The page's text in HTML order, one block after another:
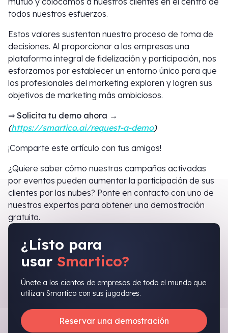
todos nuestros esfuerzos.
Estos valores sustentan nuestro proceso de toma de
decisiones. Al proporcionar a las empresas una
plataforma integral de fidelización y participación, nos
esforzamos por establecer un entorno único para que
los profesionales del marketing exploren y logren sus
objetivos de marketing más ambiciosos.
⇒ Solicita tu demo ahora →
(https://smartico.ai/request-a-demo)
¡Comparte este artículo con tus amigos!
¿Quiere saber cómo nuestras campañas activadas
por eventos pueden aumentar la participación de sus
clientes por las nubes? Ponte en contacto con uno de
nuestros expertos para obtener una demostración
gratuita.
¿Listo para
usar Smartico?
Únete a los cientos de empresas de todo el mundo que
utilizan Smartico con sus jugadores.
Reservar una demostración